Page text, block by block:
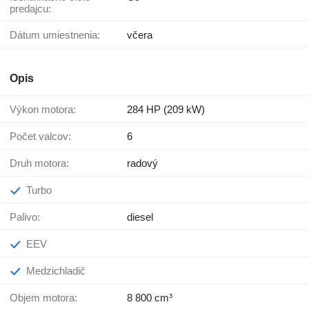
predajcu:
Dátum umiestnenia: včera
Opis
Výkon motora: 284 HP (209 kW)
Počet valcov: 6
Druh motora: radový
Turbo
Palivo: diesel
EEV
Medzichladič
Objem motora: 8 800 cm³